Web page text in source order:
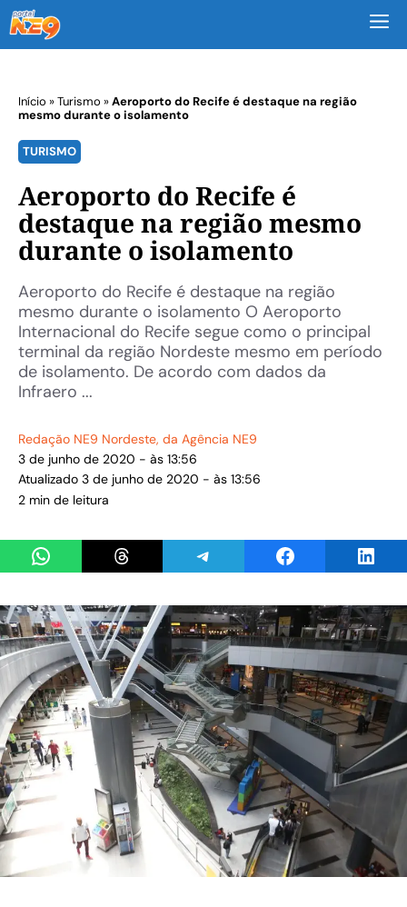
Início »Turismo »Aeroporto do Recife é destaque na região
mesmo durante o isolamento
TURISMO
Aeroporto do Recife é
destaque na região mesmo
durante o isolamento
Aeroporto do Recife é destaque na região
mesmo durante o isolamento O Aeroporto
Internacional do Recife segue como o principal
terminal da região Nordeste mesmo em período
de isolamento. De acordo com dados da
Infraero ...
Redação NE9 Nordeste, da Agência NE9
3 de junho de 2020 - às 13:56
Atualizado 3 de junho de 2020 - às 13:56
2 min de leitura
Share on WhatsAppShare on ThreadsShare on TelegramShare on Facebook